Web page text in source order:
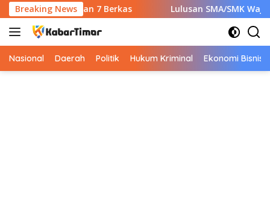
Langsung
ke
konten
Breaking News
Wajib Siapkan 7 Berkas Lulusan SMA/SMK Wajib
Nasional Daerah Politik Hukum Kriminal Ekonomi Bisnis